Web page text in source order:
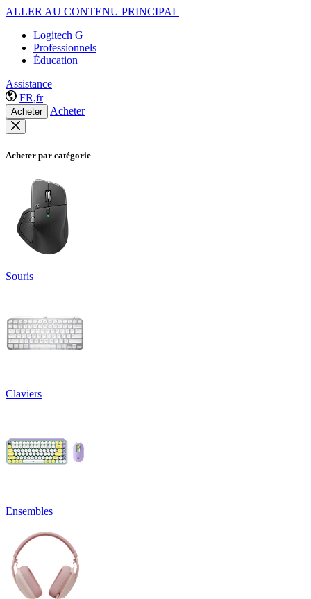
ALLER AU CONTENU PRINCIPAL
Logitech G
Professionnels
Éducation
Assistance
FR,fr
Acheter Acheter
Acheter par catégorie
Souris
Claviers
Ensembles